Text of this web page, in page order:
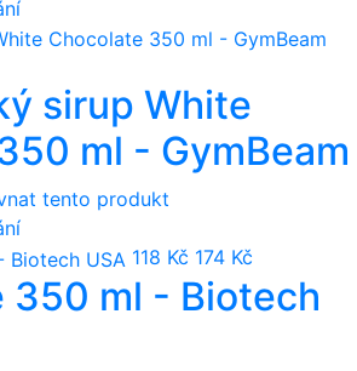
sirup White
ml - GymBeam
tento produkt
118 Kč 174 Kč
350 ml - Biotech